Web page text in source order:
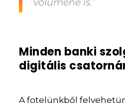
Minden banki
digitális
A fotelünkből